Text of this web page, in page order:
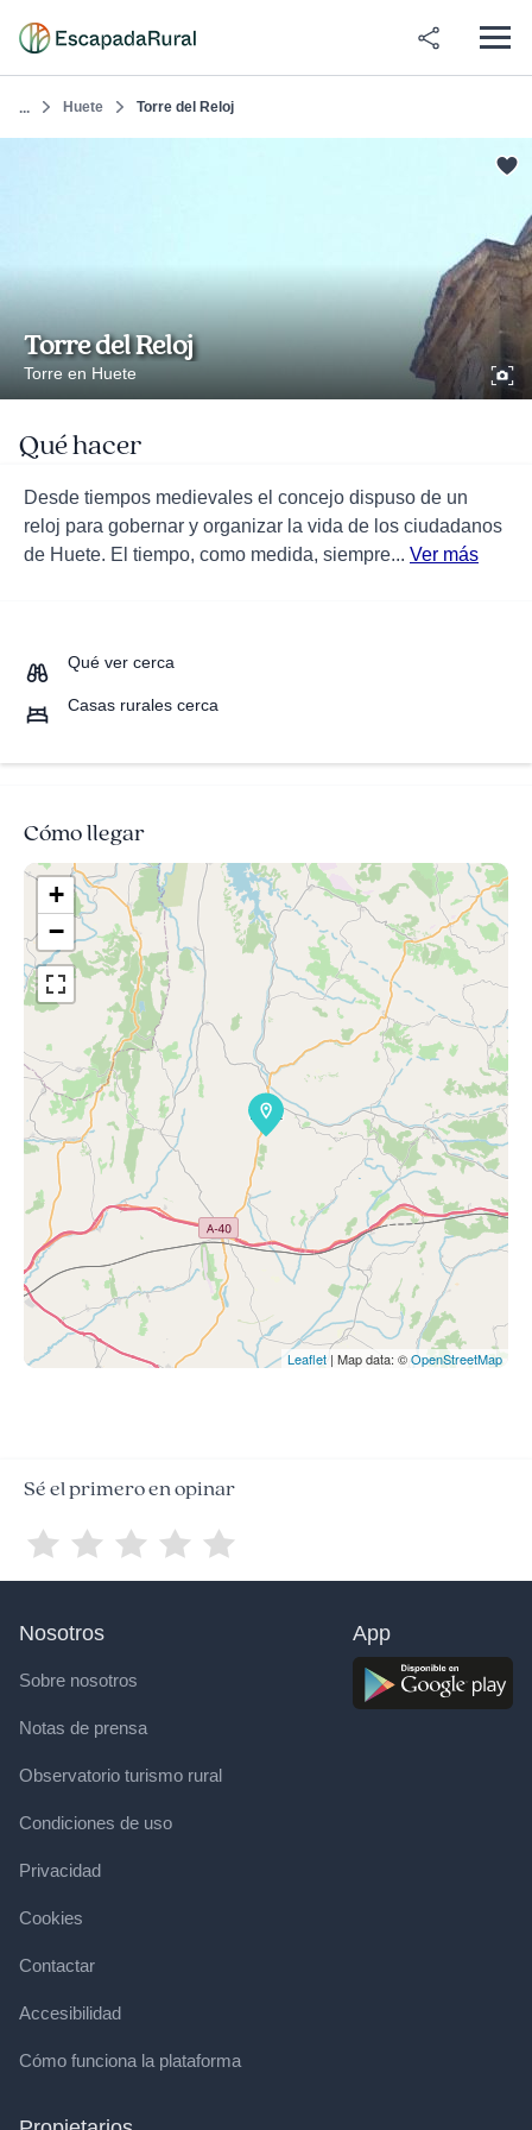
... Huete Torre del Reloj
Torre del Reloj
Torre en Huete
Qué hacer
Desde tiempos medievales el concejo dispuso de un
reloj para gobernar y organizar la vida de los ciudadanos
de Huete. El tiempo, como medida, siempre... Ver más
Qué ver cerca
Casas rurales cerca
Cómo llegar
+
−
Leaflet | Map data: ©OpenStreetMap
Sé el primero en opinar
Nosotros
Sobre nosotros
Notas de prensa
Observatorio turismo rural
Condiciones de uso
Privacidad
Cookies
Contactar
Accesibilidad
Cómo funciona la plataforma
App